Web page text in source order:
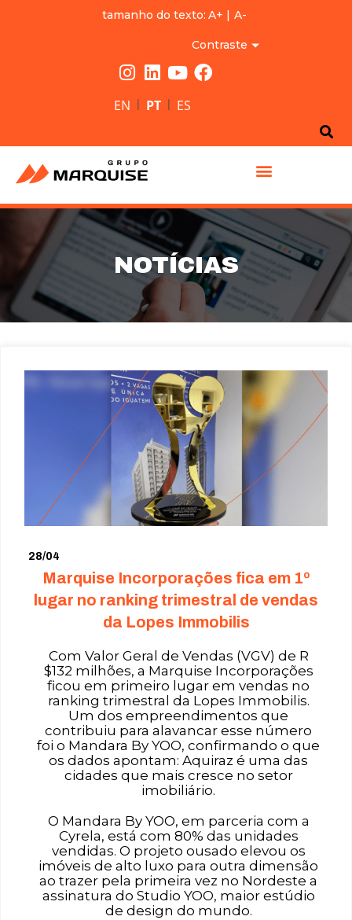
tamanho do texto: A+ | A-
Contraste
EN | PT | ES
NOTÍCIAS
28/04
Marquise Incorporações fica em 1º
lugar no ranking trimestral de vendas
da Lopes Immobilis
Com Valor Geral de Vendas (VGV) de R
$132 milhões, a Marquise Incorporações
ficou em primeiro lugar em vendas no
ranking trimestral da Lopes Immobilis.
Um dos empreendimentos que
contribuiu para alavancar esse número
foi o Mandara By YOO, confirmando o que
os dados apontam: Aquiraz é uma das
cidades que mais cresce no setor
imobiliário.
O Mandara By YOO, em parceria com a
Cyrela, está com 80% das unidades
vendidas. O projeto ousado elevou os
imóveis de alto luxo para outra dimensão
ao trazer pela primeira vez no Nordeste a
assinatura do Studio YOO, maior estúdio
de design do mundo.